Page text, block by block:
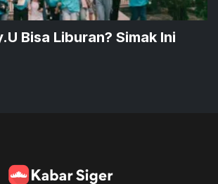
Bisa Liburan? Simak Ini